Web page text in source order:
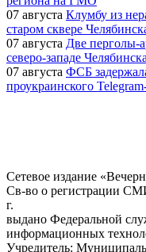
07 августа Клумбу из
старом сквере
07 августа Две перголы-
северо-западе Челябинска
07 августа ФСБ
проукраинского
Сетевое издание
Cв-во о регистрации
г.
выдано Федеральной
информационных
Учредитель: